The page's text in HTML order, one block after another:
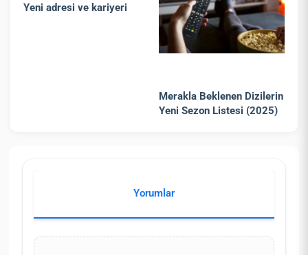
Yeni adresi ve kariyeri
Merakla Beklenen Dizilerin
Yeni Sezon Listesi (2025)
Yorumlar